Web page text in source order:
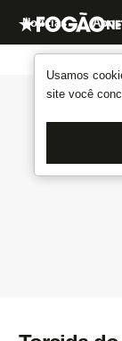
Usamos
site você
Notícias